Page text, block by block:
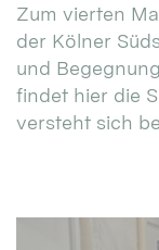
Zum vierten
der Kölner
und
findet hier die
versteht sich